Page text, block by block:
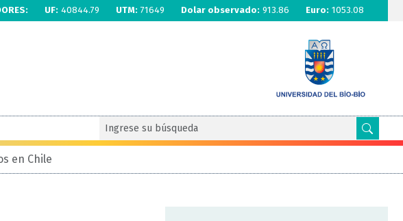
UF: 40844.79 UTM: 71649 Dolar observado: 913.86 Euro: 1053.08
en Chile